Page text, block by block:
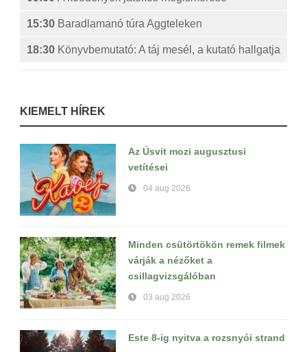
15:30 Baradlamanó túra Aggteleken
18:30 Könyvbemutató: A táj mesél, a kutató hallgatja
KIEMELT HÍREK
Az Úsvit mozi augusztusi
vetítései
04 aug 2026
Minden csütörtökön remek filmek
várják a nézőket a
csillagvizsgálóban
03 aug 2026
Este 8-ig nyitva a rozsnyói strand